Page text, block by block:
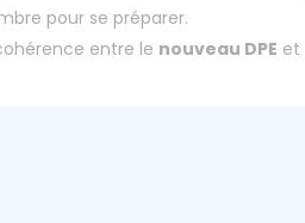
pour se préparer.
entre le nouveau DPE et